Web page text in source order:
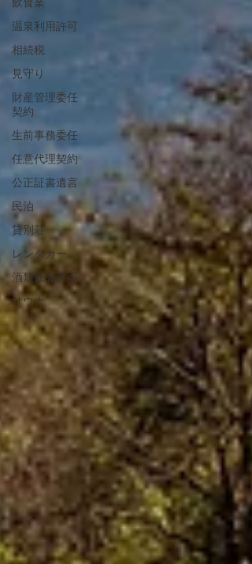
温泉利用許可
相続税
見守り
財産管理委任
契約
生前事務委任
任意代理契約
公正証書遺言
民泊
貸別荘
レンタカー
酒類販売許可
サウナ